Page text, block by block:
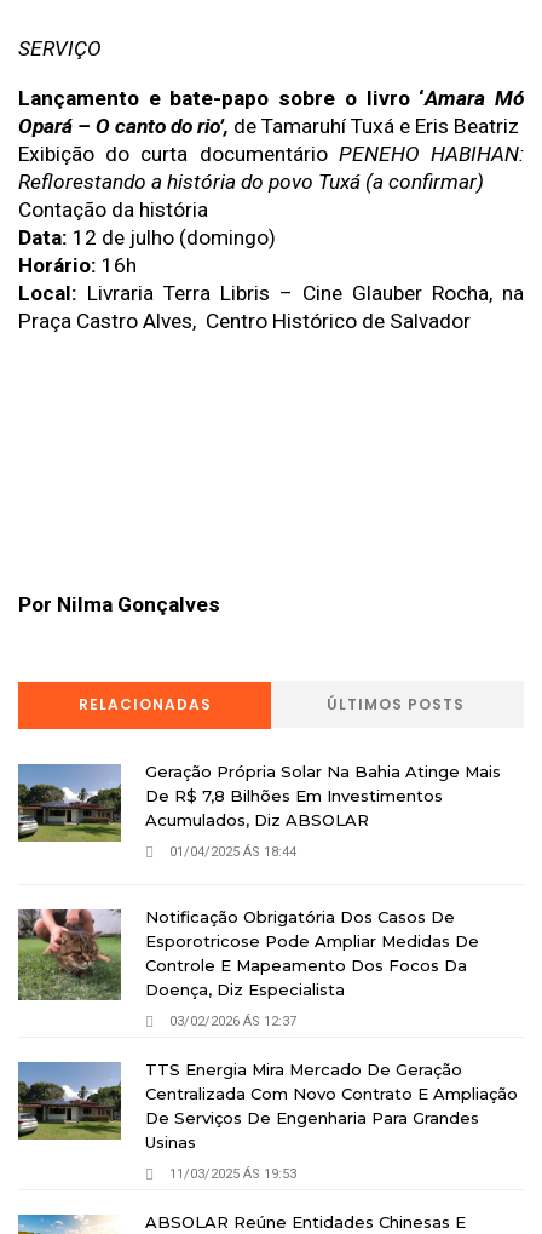
SERVIÇO
Lançamento e bate-papo sobre o livro ‘Amara Mó
Opará – O canto do rio’, de Tamaruhí Tuxá e Eris Beatriz
Exibição do curta documentário PENEHO HABIHAN:
Reflorestando a história do povo Tuxá (a confirmar)
Contação da história
Data: 12 de julho (domingo)
Horário: 16h
Local: Livraria Terra Libris – Cine Glauber Rocha, na
Praça Castro Alves,  Centro Histórico de Salvador
Por Nilma Gonçalves
RELACIONADAS ÚLTIMOS POSTS
Geração Própria Solar Na Bahia Atinge Mais
De R$ 7,8 Bilhões Em Investimentos
Acumulados, Diz ABSOLAR
01/04/2025 ÁS 18:44
Notificação Obrigatória Dos Casos De
Esporotricose Pode Ampliar Medidas De
Controle E Mapeamento Dos Focos Da
Doença, Diz Especialista
03/02/2026 ÁS 12:37
TTS Energia Mira Mercado De Geração
Centralizada Com Novo Contrato E Ampliação
De Serviços De Engenharia Para Grandes
Usinas
11/03/2025 ÁS 19:53
ABSOLAR Reúne Entidades Chinesas E